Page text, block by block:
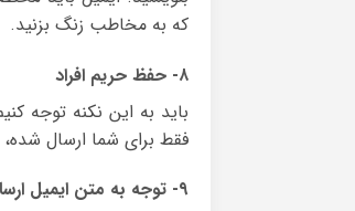
که به مخاطب زنگ بزنید.
۸- حفظ حریم افراد
باید به این نکنه توجه
فقط برای شما ارسال شده،
۹- توجه به متن ایمیل ارسالی